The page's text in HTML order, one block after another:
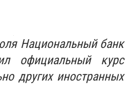
Национальный банк
официальный курс
других иностранных